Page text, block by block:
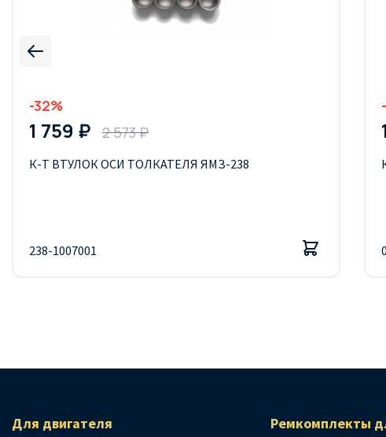
-32%
1 759 ₽ 2 573 ₽
К-Т ВТУЛОК ОСИ ТОЛКАТЕЛЯ ЯМЗ-238
238-1007001
Для двигателя Ремкомплекты